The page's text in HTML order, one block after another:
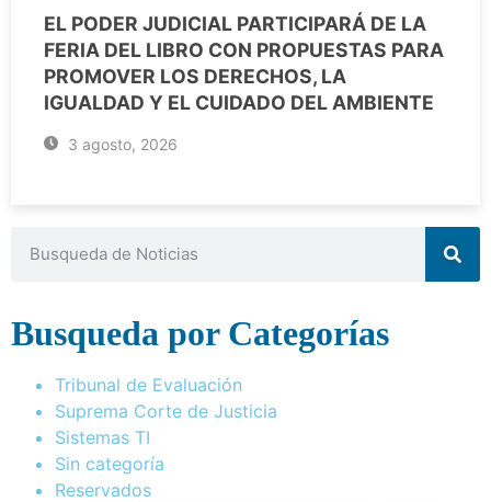
EL PODER JUDICIAL PARTICIPARÁ DE LA
FERIA DEL LIBRO CON PROPUESTAS PARA
PROMOVER LOS DERECHOS, LA
IGUALDAD Y EL CUIDADO DEL AMBIENTE
3 agosto, 2026
Busqueda por Categorías
Tribunal de Evaluación
Suprema Corte de Justicia
Sistemas TI
Sin categoría
Reservados